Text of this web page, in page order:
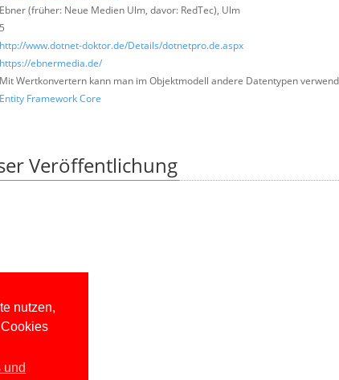
nutzen,
und
Ebner (früher: Neue Medien Ulm, davor: RedTec), Ulm
5
http://www.dotnet-doktor.de/Details/dotnetpro.de.aspx
https://ebnermedia.de/
Mit Wertkonvertern kann man im Objektmodell andere Datentypen
Entity Framework Core
Veröffentlichung